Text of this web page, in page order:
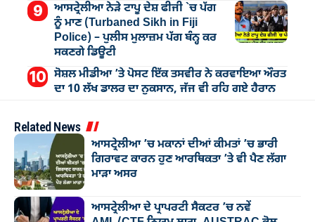
ਆਸਟ੍ਰੇਲੀਆ ਨੇੜੇ ਟਾਪੂ ਦੇਸ਼ ਫੀਜੀ `ਚ ਪੱਗ
ਨੂੰ ਮਾਣ (Turbaned Sikh in Fiji
Police) – ਪੁਲੀਸ ਮੁਲਾਜ਼ਮ ਪੱਗ ਬੰਨ੍ਹ ਕਰ
ਸਕਣਗੇ ਡਿਊਟੀ
ਸੋਸ਼ਲ ਮੀਡੀਆ ’ਤੇ ਪੋਸਟ ਇੱਕ ਤਸਵੀਰ ਨੇ ਕਰਵਾਇਆ ਔਰਤ
ਦਾ 10 ਲੱਖ ਡਾਲਰ ਦਾ ਨੁਕਸਾਨ, ਜੱਜ ਵੀ ਰਹਿ ਗਏ ਹੈਰਾਨ
Related News
ਆਸਟ੍ਰੇਲੀਆ ’ਚ ਮਕਾਨਾਂ ਦੀਆਂ ਕੀਮਤਾਂ ’ਚ ਭਾਰੀ
ਗਿਰਾਵਟ ਕਾਰਨ ਹੁਣ ਆਰਥਿਕਤਾ ’ਤੇ ਵੀ ਪੈਣ ਲੱਗਾ
ਮਾੜਾ ਅਸਰ
ਆਸਟ੍ਰੇਲੀਆ ਦੇ ਪ੍ਰਾਪਰਟੀ ਸੈਕਟਰ ’ਚ ਨਵੇਂ